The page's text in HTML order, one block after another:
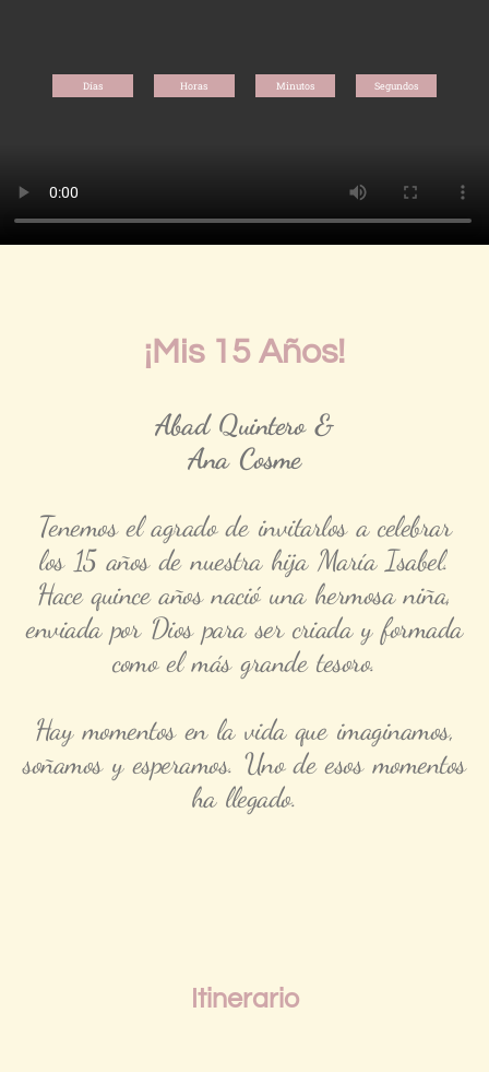
Días Horas Minutos Segundos
¡Mis 15 Años!
Abad Quintero &
Ana Cosme
Tenemos el agrado de invitarlos a celebrar
los 15 años de nuestra hija María Isabel.
Hace quince años nació una hermosa niña,
enviada por Dios para ser criada y formada
como el más grande tesoro.
Hay momentos en la vida que imaginamos,
soñamos y esperamos. Uno de esos momentos
ha llegado.
Itinerario